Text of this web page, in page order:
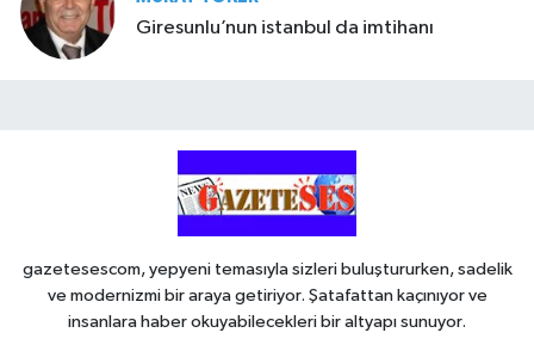
Giresunlu’nun istanbul da imtihanı
gazetesescom, yepyeni temasıyla sizleri buluştururken, sadelik
ve modernizmi bir araya getiriyor. Şatafattan kaçınıyor ve
insanlara haber okuyabilecekleri bir altyapı sunuyor.